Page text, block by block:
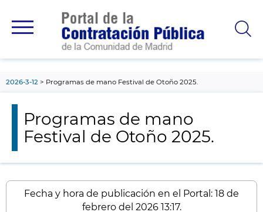
principal
2026-3-12 Programas de mano Festival de Otoño 2025.
Programas de mano
Festival de Otoño 2025.
Fecha y hora de publicación en el Portal: 18 de
febrero del 2026 13:17.